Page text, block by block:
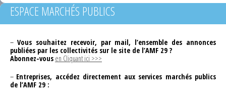
ESPACE MARCHÉS PUBLICS
– Vous souhaitez recevoir, par mail, l’ensemble des annonces
publiées par les collectivités sur le site de l’AMF 29 ?
Abonnez-vous en Cliquant ici >>>
– Entreprises, accédez directement aux services marchés publics
de l’AMF 29 :